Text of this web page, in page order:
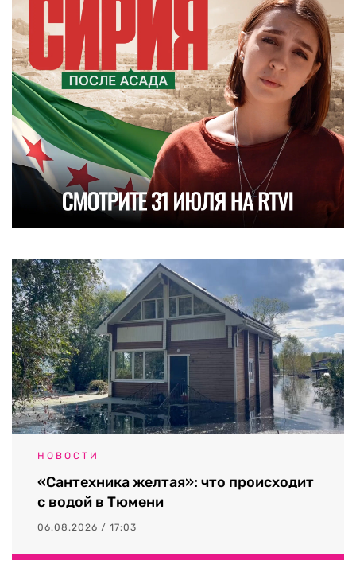
НОВОСТИ
«Сантехника желтая»: что происходит
с водой в Тюмени
06.08.2026 / 17:03